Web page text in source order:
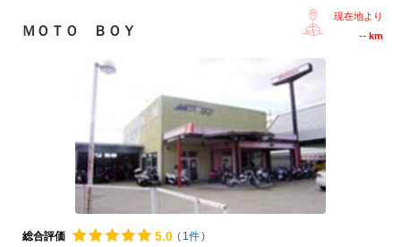
ＭＯＴＯ ＢＯＹ
現在地より
-- km
総合評価 5.0 ( 1件)